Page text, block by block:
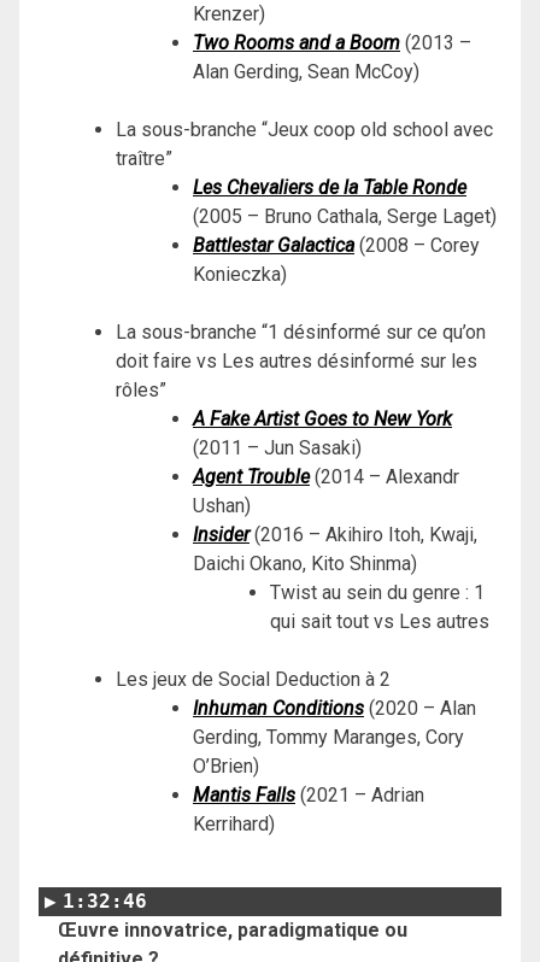
Krenzer)
Two Rooms and a Boom (2013 –
Alan Gerding, Sean McCoy)
La sous-branche “Jeux coop old school avec
traître”
Les Chevaliers de la Table Ronde
(2005 – Bruno Cathala, Serge Laget)
Battlestar Galactica(2008 – Corey
Konieczka)
La sous-branche “1 désinformé sur ce qu’on
doit faire vs Les autres désinformé sur les
rôles”
A Fake Artist Goes to New York
(2011 – Jun Sasaki)
Agent Trouble(2014 – Alexandr
Ushan)
Insider(2016 – Akihiro Itoh, Kwaji,
Daichi Okano, Kito Shinma)
Twist au sein du genre : 1
qui sait tout vs Les autres
Les jeux de Social Deduction à 2
Inhuman Conditions (2020 – Alan
Gerding, Tommy Maranges, Cory
O’Brien)
Mantis Falls (2021 – Adrian
Kerrihard)
1:32:46
Œuvre innovatrice, paradigmatique ou